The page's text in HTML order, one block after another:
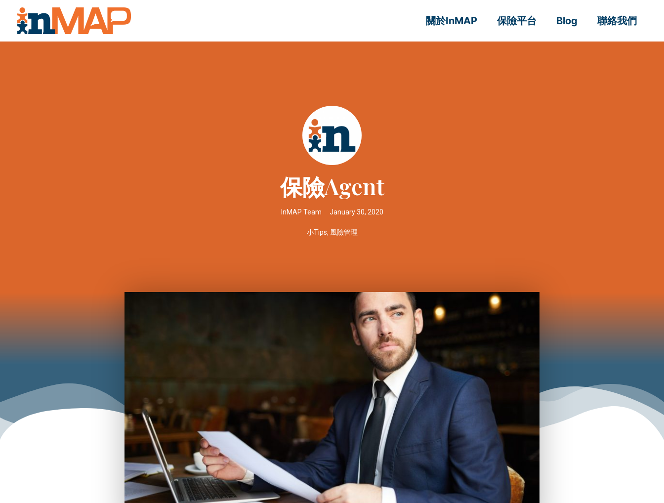
關於InMAP 保險平台 Blog 聯絡我們
保險Agent
InMAP Team January 30, 2020
小Tips, 風險管理